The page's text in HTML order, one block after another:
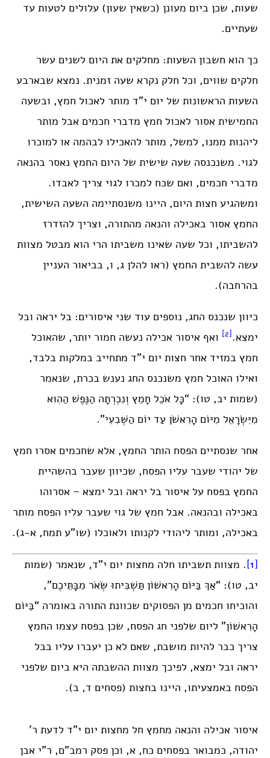
שעות, שכן ביום מעונן (כשאין שעון) עלולים לטעות עד
שעתיים.
כך הוא חשבון השעות: מחלקים את היום לשנים עשר
חלקים שווים, וכל חלק נקרא שעה זמנית. נמצא שבארבע
השעות הראשונות של יום י”ד מותר לאכול חמץ, ובשעה
החמישית אסור לאכול חמץ מדברי חכמים אבל מותר
ליהנות ממנו, למשל, מותר להאכילו לבהמה או למוכרו
לגוי. משנכנסה שעה שישית של היום החמץ נאסר בהנאה
מדברי חכמים, ואם שכח למכרו לגוי צריך לאבדו.
ומשהגיע חצות היום, היינו משנסתיימה השעה השישית,
החמץ אסור באכילה והנאה מהתורה, וצריך להזדרז
להשביתו, וכל שעה שאינו משביתו הרי הוא מבטל מצוות
עשה להשבית החמץ (ראו להלן ג, ו, בביאור העניין
בהרחבה).
כיוון שנכנס החג, נוספים עוד שני איסורים: בל יראה ובל
ימצא. [2]
ואף איסור אכילה נעשה חמור יותר, שהאוכל
חמץ במזיד אחר חצות יום י”ד מתחייב במלקות בלבד,
ואילו האוכל חמץ משנכנס החג נענש בכרת, שנאמר
(שמות יב, טו): “כָּל אֹכֵל חָמֵץ וְנִכְרְתָה הַנֶּפֶשׁ הַהִוא
מִיִּשְׂרָאֵל מִיּוֹם הָרִאשֹׁן עַד יוֹם הַשְּׁבִעִי”.
אחר שנסתיים הפסח הותר החמץ, אלא שחכמים אסרו חמץ
של יהודי שעבר עליו הפסח, שכיוון שעבר בהשהיית
החמץ בפסח על איסור בל יראה ובל ימצא – אסרוהו
באכילה ובהנאה. אבל חמץ של גוי שעבר עליו הפסח מותר
באכילה, ומותר ליהודי לקנותו ולאוכלו (שו”ע תמח, א-ג).
[1]
. מצוות תשביתו חלה מחצות יום י”ד, שנאמר (שמות
יב, טו): “אַךְ בַּיּוֹם הָרִאשׁוֹן תַּשְׁבִּיתוּ שְּׂאֹר מִבָּתֵּיכֶם”,
והוכיחו חכמים מן הפסוקים שכוונת התורה באומרה “בַּיּוֹם
הָרִאשׁוֹן” ליום שלפני חג הפסח, שכן בפסח עצמו החמץ
צריך כבר להיות מושבת, שאם לא כן יעברו עליו בבל
יראה ובל ימצא, לפיכך מצוות ההשבתה היא ביום שלפני
הפסח באמצעיתו, היינו בחצות (פסחים ד, ב).
איסור אכילה והנאה מחמץ חל מחצות יום י”ד לדעת ר’
יהודה, כמבואר בפסחים כח, א, וכן פסק רמב”ם, ר”י אבן